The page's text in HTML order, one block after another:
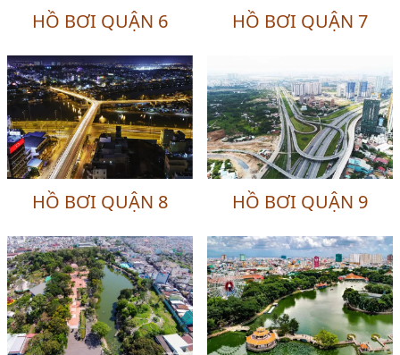
HỒ BƠI QUẬN 6 HỒ BƠI QUẬN 7
HỒ BƠI QUẬN 8 HỒ BƠI QUẬN 9